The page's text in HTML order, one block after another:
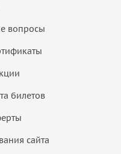
вопросы
билетов
сайта